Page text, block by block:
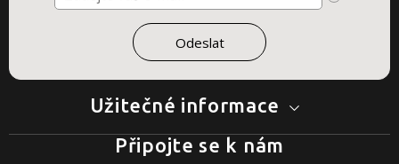
Užitečné informace
Připojte se k nám